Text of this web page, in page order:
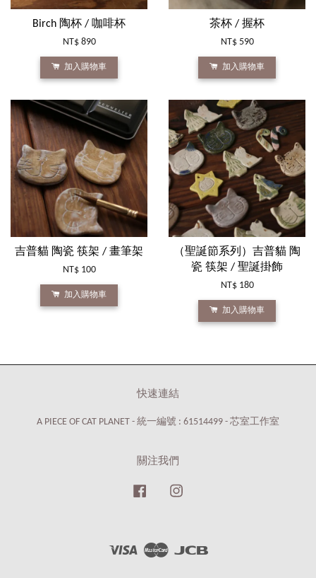
Birch 陶杯 / 咖啡杯
NT$ 890
加入購物車
茶杯 / 握杯
NT$ 590
加入購物車
吉普貓 陶瓷 筷架 / 畫筆架
NT$ 100
加入購物車
（聖誕節系列）吉普貓 陶
瓷 筷架 / 聖誕掛飾
NT$ 180
加入購物車
快速連結
A PIECE OF CAT PLANET - 統一編號 : 61514499 - 芯室工作室
關注我們
Facebook
Visa Master